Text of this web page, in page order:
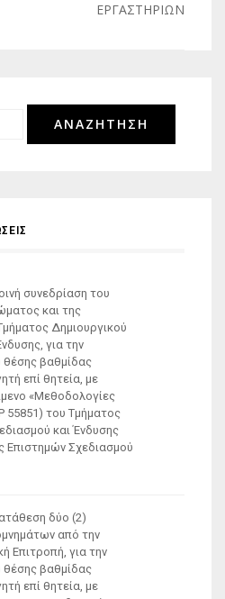
ΕΡΓΑΣΤΗΡΙΩΝ
συνεδρίαση του
και της
Δημιουργικού
για την
βαθμίδας
επί θητεία, με
«Μεθοδολογίες
55851) του Τμήματος
και Ένδυσης
Επιστημών Σχεδιασμού
δύο (2)
από την
Επιτροπή, για την
βαθμίδας
επί θητεία, με